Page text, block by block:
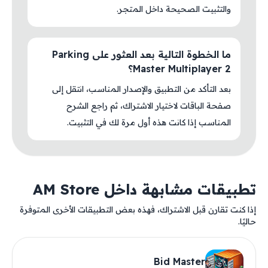
والتثبيت الصحيحة داخل المتجر.
ما الخطوة التالية بعد العثور على Parking
Master Multiplayer 2؟
بعد التأكد من التطبيق والإصدار المناسب، انتقل إلى
صفحة الباقات لاختيار الاشتراك، ثم راجع الشرح
المناسب إذا كانت هذه أول مرة لك في التثبيت.
تطبيقات مشابهة داخل AM Store
إذا كنت تقارن قبل الاشتراك، فهذه بعض التطبيقات الأخرى المتوفرة
حاليًا.
Bid Master